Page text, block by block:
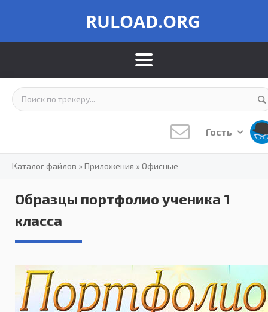
RULOAD.ORG
Гость
Каталог файлов »Приложения »Офисные
Образцы портфолио ученика 1
класса